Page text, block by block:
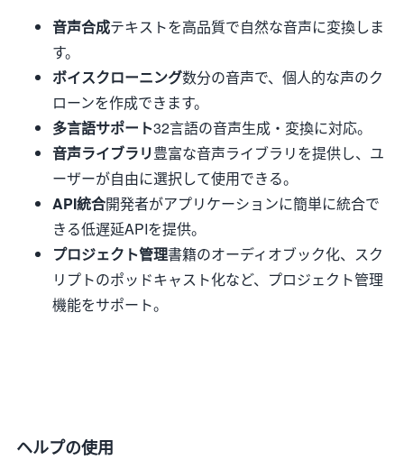
音声合成テキストを高品質で自然な音声に変換しま
す。
ボイスクローニング数分の音声で、個人的な声のク
ローンを作成できます。
多言語サポート32言語の音声生成・変換に対応。
音声ライブラリ豊富な音声ライブラリを提供し、ユ
ーザーが自由に選択して使用できる。
API統合開発者がアプリケーションに簡単に統合で
きる低遅延APIを提供。
プロジェクト管理書籍のオーディオブック化、スク
リプトのポッドキャスト化など、プロジェクト管理
機能をサポート。
ヘルプの使用